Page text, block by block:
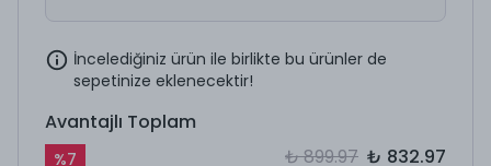
İncelediğiniz ürün ile birlikte bu ürünler de
sepetinize eklenecektir!
Avantajlı Toplam
%7 ₺ 899.97 ₺ 832.97